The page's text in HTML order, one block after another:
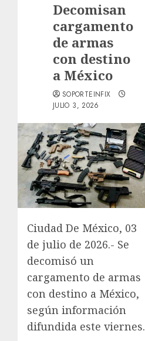
Decomisan
cargamento
de armas
con destino
a México
SOPORTEINFIX
JULIO 3, 2026
Ciudad De México, 03
de julio de 2026.- Se
decomisó un
cargamento de armas
con destino a México,
según información
difundida este viernes.